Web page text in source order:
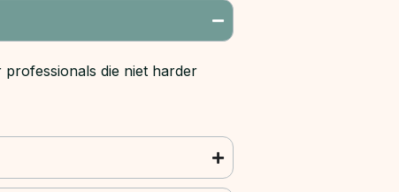
professionals die niet harder